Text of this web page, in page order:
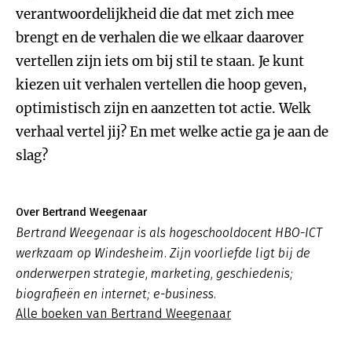
verantwoordelijkheid die dat met zich mee
brengt en de verhalen die we elkaar daarover
vertellen zijn iets om bij stil te staan. Je kunt
kiezen uit verhalen vertellen die hoop geven,
optimistisch zijn en aanzetten tot actie. Welk
verhaal vertel jij? En met welke actie ga je aan de
slag?
Over Bertrand Weegenaar
Bertrand Weegenaar is als hogeschooldocent HBO-ICT
werkzaam op Windesheim. Zijn voorliefde ligt bij de
onderwerpen strategie, marketing, geschiedenis;
biografieën en internet; e-business.
Alle boeken van Bertrand Weegenaar